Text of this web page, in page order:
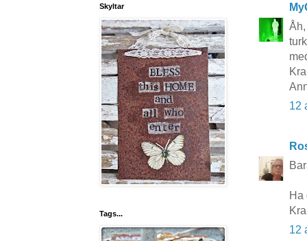
12
Ha
12
Skyltar
Tags...